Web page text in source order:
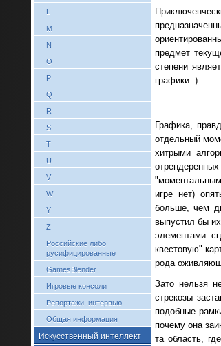
L
M
N
O
P
Q
R
S
T
U
V
W
Y
Z
Российские либо
русифицированные
GamesBlender
Игровые консоли
Репортажи, интервью
Общая информация
Искусственный интеллект
предмет
степени
графики :)
Графика,
отдельный
хитрыми
игре нет)
больше, чем
выпустил бы
элементами
квестовую"
рода
Зато нельзя
стрекозы
подобные
почему она
та область,